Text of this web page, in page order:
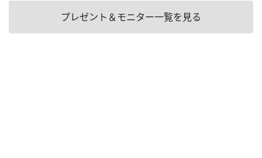
プレゼント＆モニター一覧を見る